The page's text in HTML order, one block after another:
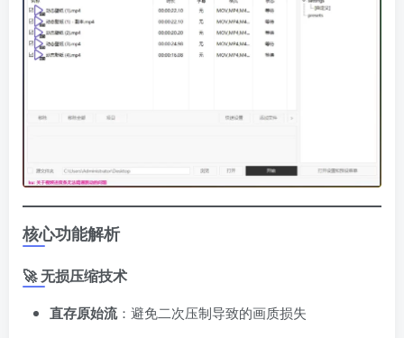
核心功能解析
🚀 无损压缩技术
直存原始流​：避免二次压制导致的画质损失